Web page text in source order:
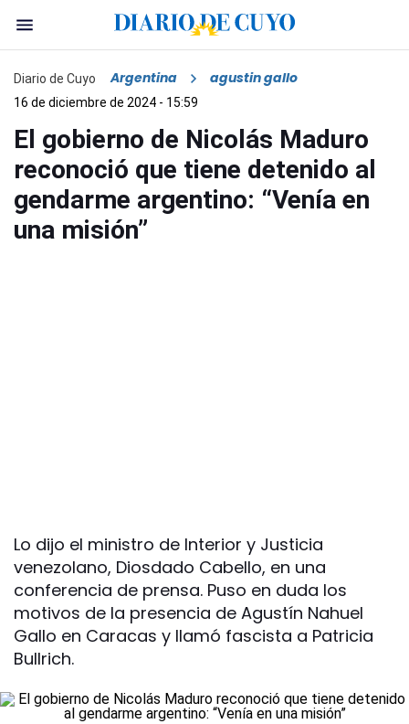
Diario de Cuyo Argentina agustin gallo
16 de diciembre de 2024 - 15:59
El gobierno de Nicolás Maduro
reconoció que tiene detenido al
gendarme argentino: “Venía en
una misión”
Lo dijo el ministro de Interior y Justicia
venezolano, Diosdado Cabello, en una
conferencia de prensa. Puso en duda los
motivos de la presencia de Agustín Nahuel
Gallo en Caracas y llamó fascista a Patricia
Bullrich.